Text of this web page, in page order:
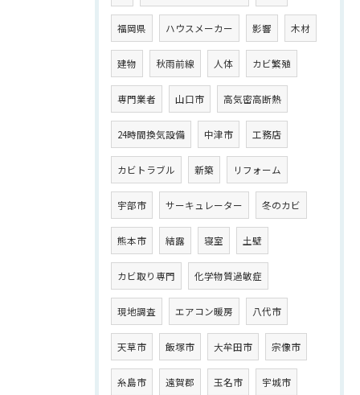
福岡県 ハウスメーカー 影響 木材
建物 秋雨前線 人体 カビ繁殖
専門業者 山口市 高気密高断熱
24時間換気設備 中津市 工務店
カビトラブル 新築 リフォーム
宇部市 サーキュレーター 冬のカビ
熊本市 結露 寝室 土壁
カビ取り専門 化学物質過敏症
現地調査 エアコン暖房 八代市
天草市 飯塚市 大牟田市 宗像市
糸島市 遠賀郡 玉名市 宇城市